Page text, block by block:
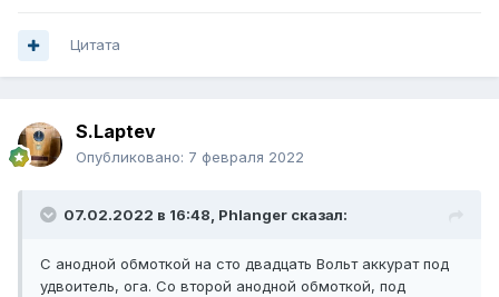
Цитата
S.Laptev
Опубликовано: 7 февраля 2022
07.02.2022 в 16:48, Phlanger сказал:
С анодной обмоткой на сто двадцать Вольт аккурат под
удвоитель, ога. Со второй анодной обмоткой, под